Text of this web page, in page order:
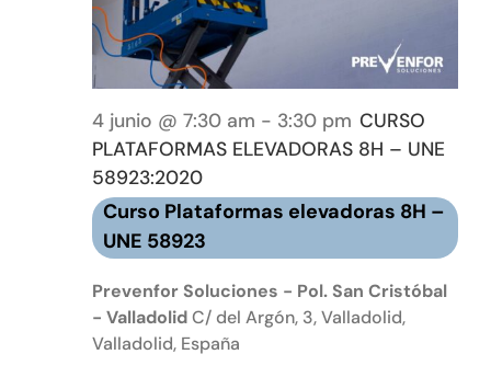
4 junio @ 7:30 am - 3:30 pm CURSO
PLATAFORMAS ELEVADORAS 8H – UNE
58923:2020
Curso Plataformas elevadoras 8H –
UNE 58923
Prevenfor Soluciones - Pol. San Cristóbal
- ValladolidC/ del Argón, 3, Valladolid,
Valladolid, España